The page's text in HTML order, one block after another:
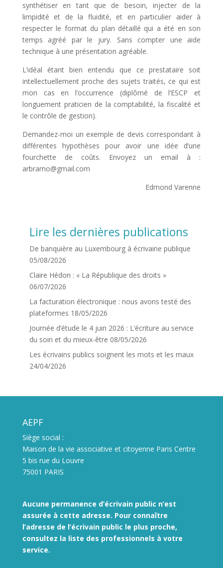
synthétiser en tant que de besoin, injecter de la
limpidité et de la fluidité, et en particulier aider à
respecter le format du plan détaillé qui a été en son
temps agréé par le jury. Sans compter une aide
technique à une présentation agréable.
L’idéal étant bien entendu que ce prestataire soit
intellectuellement proche des sujets traités, ce qui est
mon cas en l’occurrence (diplômé de l’ESCP et
longuement praticien de la comptabilité, la fiscalité et
le contrôle de gestion).
Demandez-moi un exemple de devis correspondant à
différentes hypothèses pour avoir une idée d’une
fourchette de coûts. Envoyez un email à :
arbramo@gmail.com
Edmond Varenne
Lire les dernières publications
De banquière au Luxembourg à écrivaine publique
05/08/2026
Claire Hédon : « La République des droits »
06/07/2026
La facturation électronique : nous avons testé des
plateformes 18/05/2026
Journée d’étude le 4 juin 2026 : L’écriture au service
du soin et du mieux-être 08/05/2026
Les écrivains publics soignent les mots et les maux
24/04/2026
AEPF
Siège social :
Maison de la vie associative et citoyenne Paris Centre
5 bis rue du Louvre
75001 PARIS
Aucune permanence d’écrivain public n’est
assurée à cette adresse. Pour connaître
l’adresse de l’écrivain public le plus proche,
consultez la liste des professionnels à votre
service.